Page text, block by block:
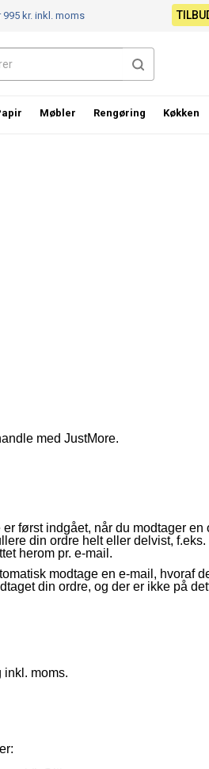
med JustMore.
først indgået, når du modtager
din ordre helt eller delvist,
herom pr. e-mail.
modtage en e-mail, hvoraf
din ordre, og der er ikke på
inkl. moms.
kr.inkl. moms
Møbler Rengøring Køkken